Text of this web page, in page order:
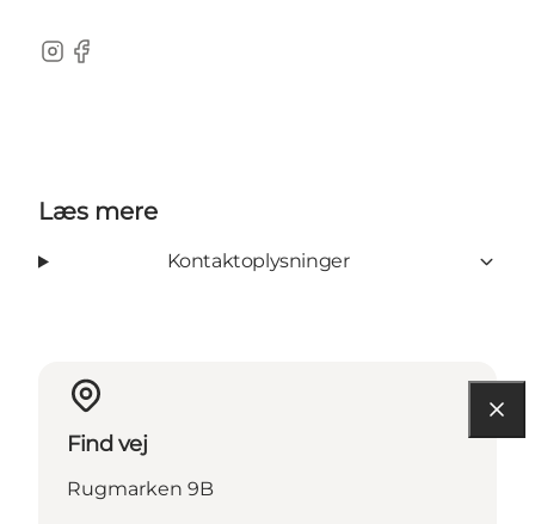
Instagram
Facebook
Læs mere
Kontaktoplysninger
Find vej
Rugmarken 9B